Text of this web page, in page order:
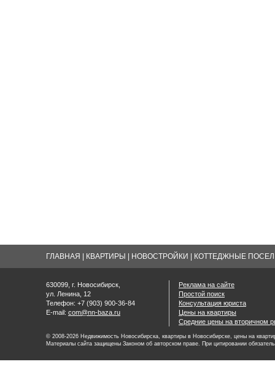
ГЛАВНАЯ КВАРТИРЫ НОВОСТРОЙКИ КОТТЕДЖНЫЕ
630099, г. Новосибирск,
ул. Ленина, 12
Телефон: +7 (903) 900-36-84
E-mail: com@nn-baza.ru
Реклама на сайте
Простой поиск
Консультация юриста
Цены на квартиры
Средние цены на вторичном
© 2008-2026 Недвижимость Новосибирска, квартиры в Новосибирске, цены на
Материалы сайта защищены Законом об авторском праве. При цитировании